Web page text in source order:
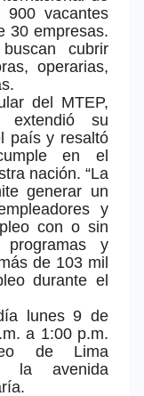
900 vacantes
30 empresas.
cubrir
operarias,
del MTEP,
extendió su
país y resaltó
en el
nación. “La
generar un
y
con o sin
y
de 103 mil
durante el
lunes 9 de
a 1:00 p.m.
de Lima
la avenida